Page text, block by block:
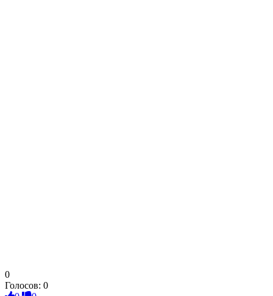
0
Голосов: 0